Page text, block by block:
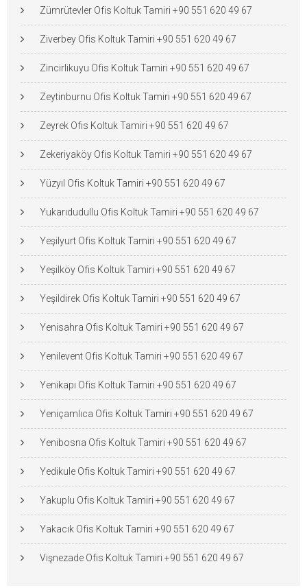
Zümrütevler Ofis Koltuk Tamiri +90 551 620 49 67
Ziverbey Ofis Koltuk Tamiri +90 551 620 49 67
Zincirlikuyu Ofis Koltuk Tamiri +90 551 620 49 67
Zeytinburnu Ofis Koltuk Tamiri +90 551 620 49 67
Zeyrek Ofis Koltuk Tamiri +90 551 620 49 67
Zekeriyaköy Ofis Koltuk Tamiri +90 551 620 49 67
Yüzyıl Ofis Koltuk Tamiri +90 551 620 49 67
Yukarıdudullu Ofis Koltuk Tamiri +90 551 620 49 67
Yeşilyurt Ofis Koltuk Tamiri +90 551 620 49 67
Yeşilköy Ofis Koltuk Tamiri +90 551 620 49 67
Yeşildirek Ofis Koltuk Tamiri +90 551 620 49 67
Yenisahra Ofis Koltuk Tamiri +90 551 620 49 67
Yenilevent Ofis Koltuk Tamiri +90 551 620 49 67
Yenikapı Ofis Koltuk Tamiri +90 551 620 49 67
Yeniçamlıca Ofis Koltuk Tamiri +90 551 620 49 67
Yenibosna Ofis Koltuk Tamiri +90 551 620 49 67
Yedikule Ofis Koltuk Tamiri +90 551 620 49 67
Yakuplu Ofis Koltuk Tamiri +90 551 620 49 67
Yakacık Ofis Koltuk Tamiri +90 551 620 49 67
Vişnezade Ofis Koltuk Tamiri +90 551 620 49 67